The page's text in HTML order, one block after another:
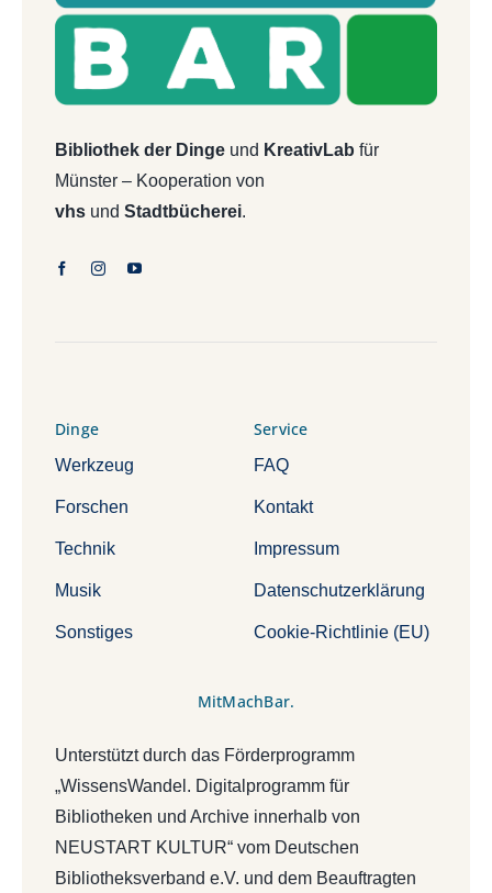
Bibliothek der Dingeund KreativLab für
Münster – Kooperation von
vhsund Stadtbücherei.
Dinge
Werkzeug
Forschen
Technik
Musik
Sonstiges
Service
FAQ
Kontakt
Impressum
Datenschutzerklärung
Cookie-Richtlinie (EU)
MitMachBar.
Unterstützt durch das Förderprogramm
„WissensWandel. Digitalprogramm für
Bibliotheken und Archive innerhalb von
NEUSTART KULTUR“ vom Deutschen
Bibliotheksverband e.V. und dem Beauftragten